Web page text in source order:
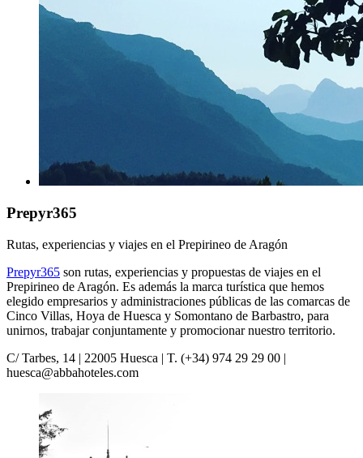
Prepyr365
Rutas, experiencias y viajes en el Prepirineo de Aragón
Prepyr365 son rutas, experiencias y propuestas de viajes en el
Prepirineo de Aragón. Es además la marca turística que hemos
elegido empresarios y administraciones públicas de las comarcas de
Cinco Villas, Hoya de Huesca y Somontano de Barbastro, para
unirnos, trabajar conjuntamente y promocionar nuestro territorio.
C/ Tarbes, 14 | 22005 Huesca | T. (+34) 974 29 29 00 |
huesca@abbahoteles.com